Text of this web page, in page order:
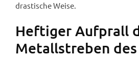
drastische Weise.
Heftiger Aufprall
Metallstreben des